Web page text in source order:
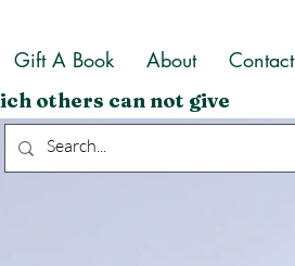
Gift A Book About Contact
others can not give